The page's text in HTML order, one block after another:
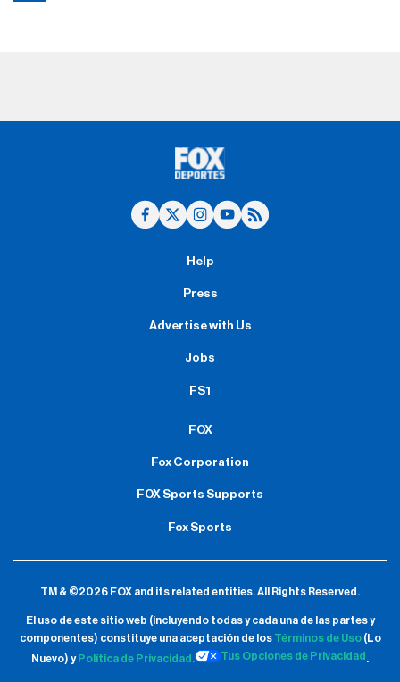
Help
Press
Advertise with Us
Jobs
FS1
FOX
Fox Corporation
FOX Sports Supports
Fox Sports
TM & ©2026 FOX and its related entities.All Rights Reserved.
El uso de este sitio web (incluyendo todas y cada una de las partes y
componentes) constituye una aceptación de los Términos de Uso(Lo
Nuevo) y Política de Privacidad. Tus Opciones de Privacidad .